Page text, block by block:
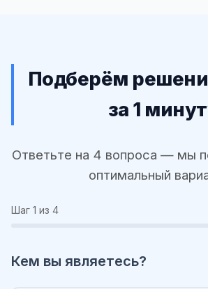
Подберём
за 1
Ответьте на 4 вопроса — мы
оптимальный
Шаг 1 из 4
Кем вы являетесь?